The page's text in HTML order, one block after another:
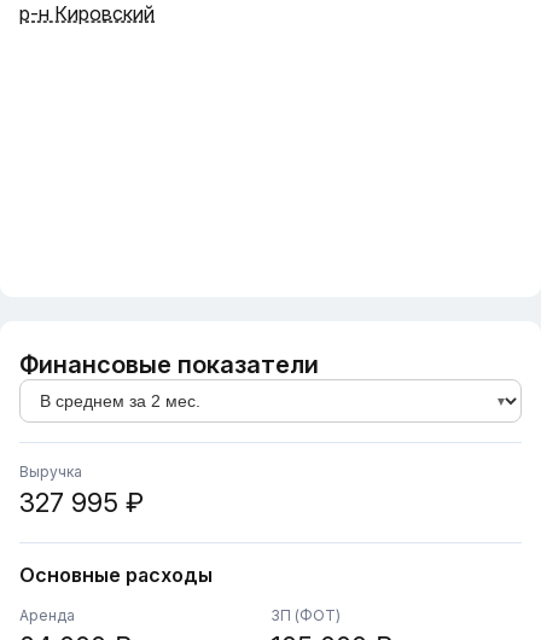
р-н Кировский
Финансовые показатели
Выручка
327 995 ₽
Основные расходы
Аренда ЗП (ФОТ)